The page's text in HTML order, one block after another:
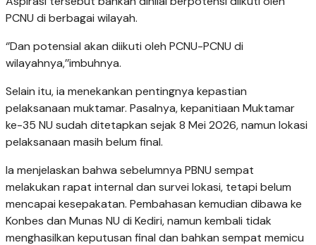
PCNU di berbagai wilayah.
‘’Dan potensial akan diikuti oleh PCNU-PCNU di
wilayahnya,’’imbuhnya.
Selain itu, ia menekankan pentingnya kepastian
pelaksanaan muktamar. Pasalnya, kepanitiaan Muktamar
ke-35 NU sudah ditetapkan sejak 8 Mei 2026, namun lokasi
pelaksanaan masih belum final.
Ia menjelaskan bahwa sebelumnya PBNU sempat
melakukan rapat internal dan survei lokasi, tetapi belum
mencapai kesepakatan. Pembahasan kemudian dibawa ke
Konbes dan Munas NU di Kediri, namun kembali tidak
menghasilkan keputusan final dan bahkan sempat memicu